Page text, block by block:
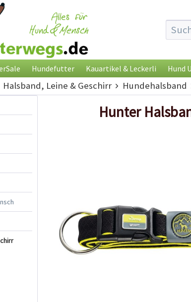
Hundefutter Kauartikel & Leckerli Hund
Halsband, Leine & Geschirr Hundehalsband
Hunter